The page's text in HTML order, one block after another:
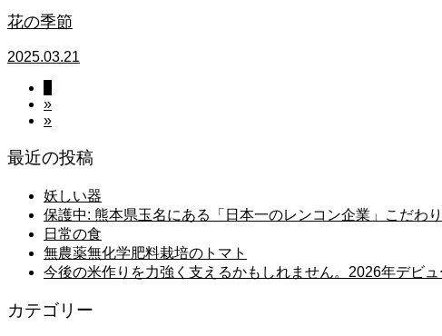
花の季節
2025.03.21
»
»
最近の投稿
妖しい器
保護中: 熊本県玉名にある「日本一のレンコン企業」こだわ
日常の食
無農薬無化学肥料栽培のトマト
今後の米作りを力強く支えるかもしれません。2026年デビ
カテゴリー